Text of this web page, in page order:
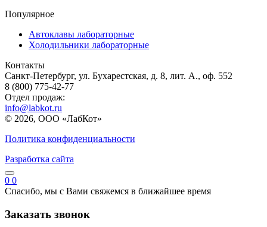
Популярное
Автоклавы лабораторные
Холодильники лабораторные
Контакты
Санкт-Петербург, ул. Бухарестская, д. 8, лит. А., оф. 552
8 (800) 775-42-77
Отдел продаж:
info@labkot.ru
© 2026, ООО «ЛабКот»
Политика конфиденциальности
Разработка сайта
0 0
Спасибо, мы с Вами свяжемся в ближайшее время
Заказать звонок